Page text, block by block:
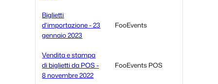
Biglietti
d'importazione - 23
gennaio 2023
FooEvents
Vendita e stampa
di biglietti da POS -
8 novembre 2022
FooEvents POS